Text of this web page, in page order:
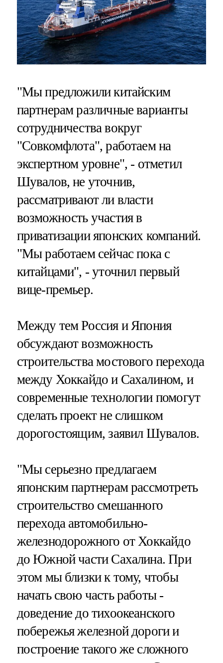
"Мы предложили китайским
партнерам различные варианты
сотрудничества вокруг
"Совкомфлота", работаем на
экспертном уровне", - отметил
Шувалов, не уточнив,
рассматривают ли власти
возможность участия в
приватизации японских компаний.
"Мы работаем сейчас пока с
китайцами", - уточнил первый
вице-премьер.
Между тем Россия и Япония
обсуждают возможность
строительства мостового перехода
между Хоккайдо и Сахалином, и
современные технологии помогут
сделать проект не слишком
дорогостоящим, заявил Шувалов.
"Мы серьезно предлагаем
японским партнерам рассмотреть
строительство смешанного
перехода автомобильно-
железнодорожного от Хоккайдо
до Южной части Сахалина. При
этом мы близки к тому, чтобы
начать свою часть работы -
доведение до тихоокеанского
побережья железной дороги и
построение такого же сложного